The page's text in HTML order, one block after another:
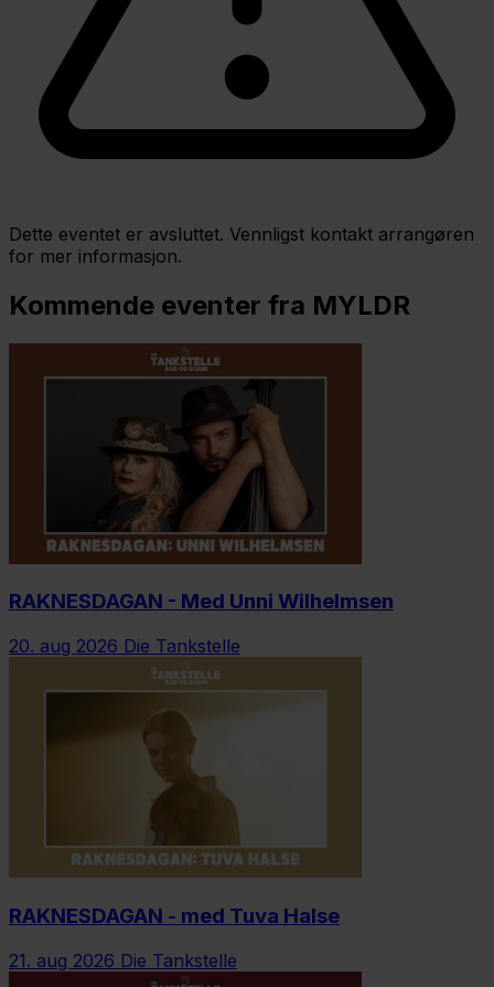
Dette eventet er avsluttet. Vennligst kontakt arrangøren
for mer informasjon.
Kommende eventer fra MYLDR
RAKNESDAGAN - Med Unni Wilhelmsen
20. aug 2026 Die Tankstelle
RAKNESDAGAN - med Tuva Halse
21. aug 2026 Die Tankstelle